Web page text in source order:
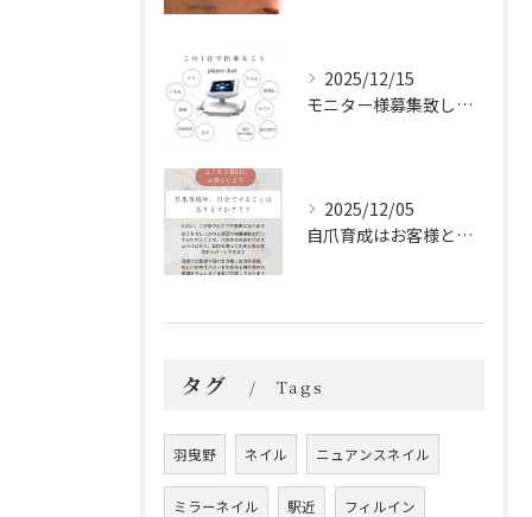
2025/12/15
モニター様募集致します！
2025/12/05
自爪育成はお客様とサロンの二人三脚
タグ Tags
羽曳野 ネイル ニュアンスネイル
ミラーネイル 駅近 フィルイン